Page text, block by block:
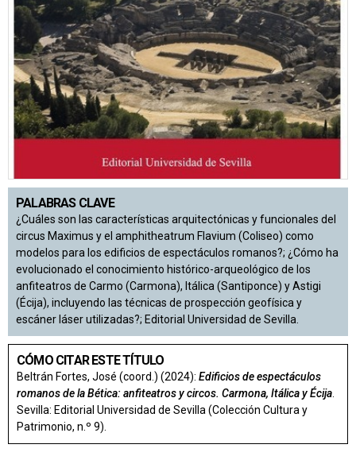
PALABRAS CLAVE
¿Cuáles son las características arquitectónicas y funcionales del
circus Maximus y el amphitheatrum Flavium (Coliseo) como
modelos para los edificios de espectáculos romanos?; ¿Cómo ha
evolucionado el conocimiento histórico-arqueológico de los
anfiteatros de Carmo (Carmona), Itálica (Santiponce) y Astigi
(Écija), incluyendo las técnicas de prospección geofísica y
escáner láser utilizadas?; Editorial Universidad de Sevilla.
CÓMO CITAR ESTE TÍTULO
Beltrán Fortes, José (coord.) (2024): Edificios de espectáculos
romanos de la Bética: anfiteatros y circos. Carmona, Itálica y Écija
Sevilla: Editorial Universidad de Sevilla (Colección Cultura y
Patrimonio, n.º 9).